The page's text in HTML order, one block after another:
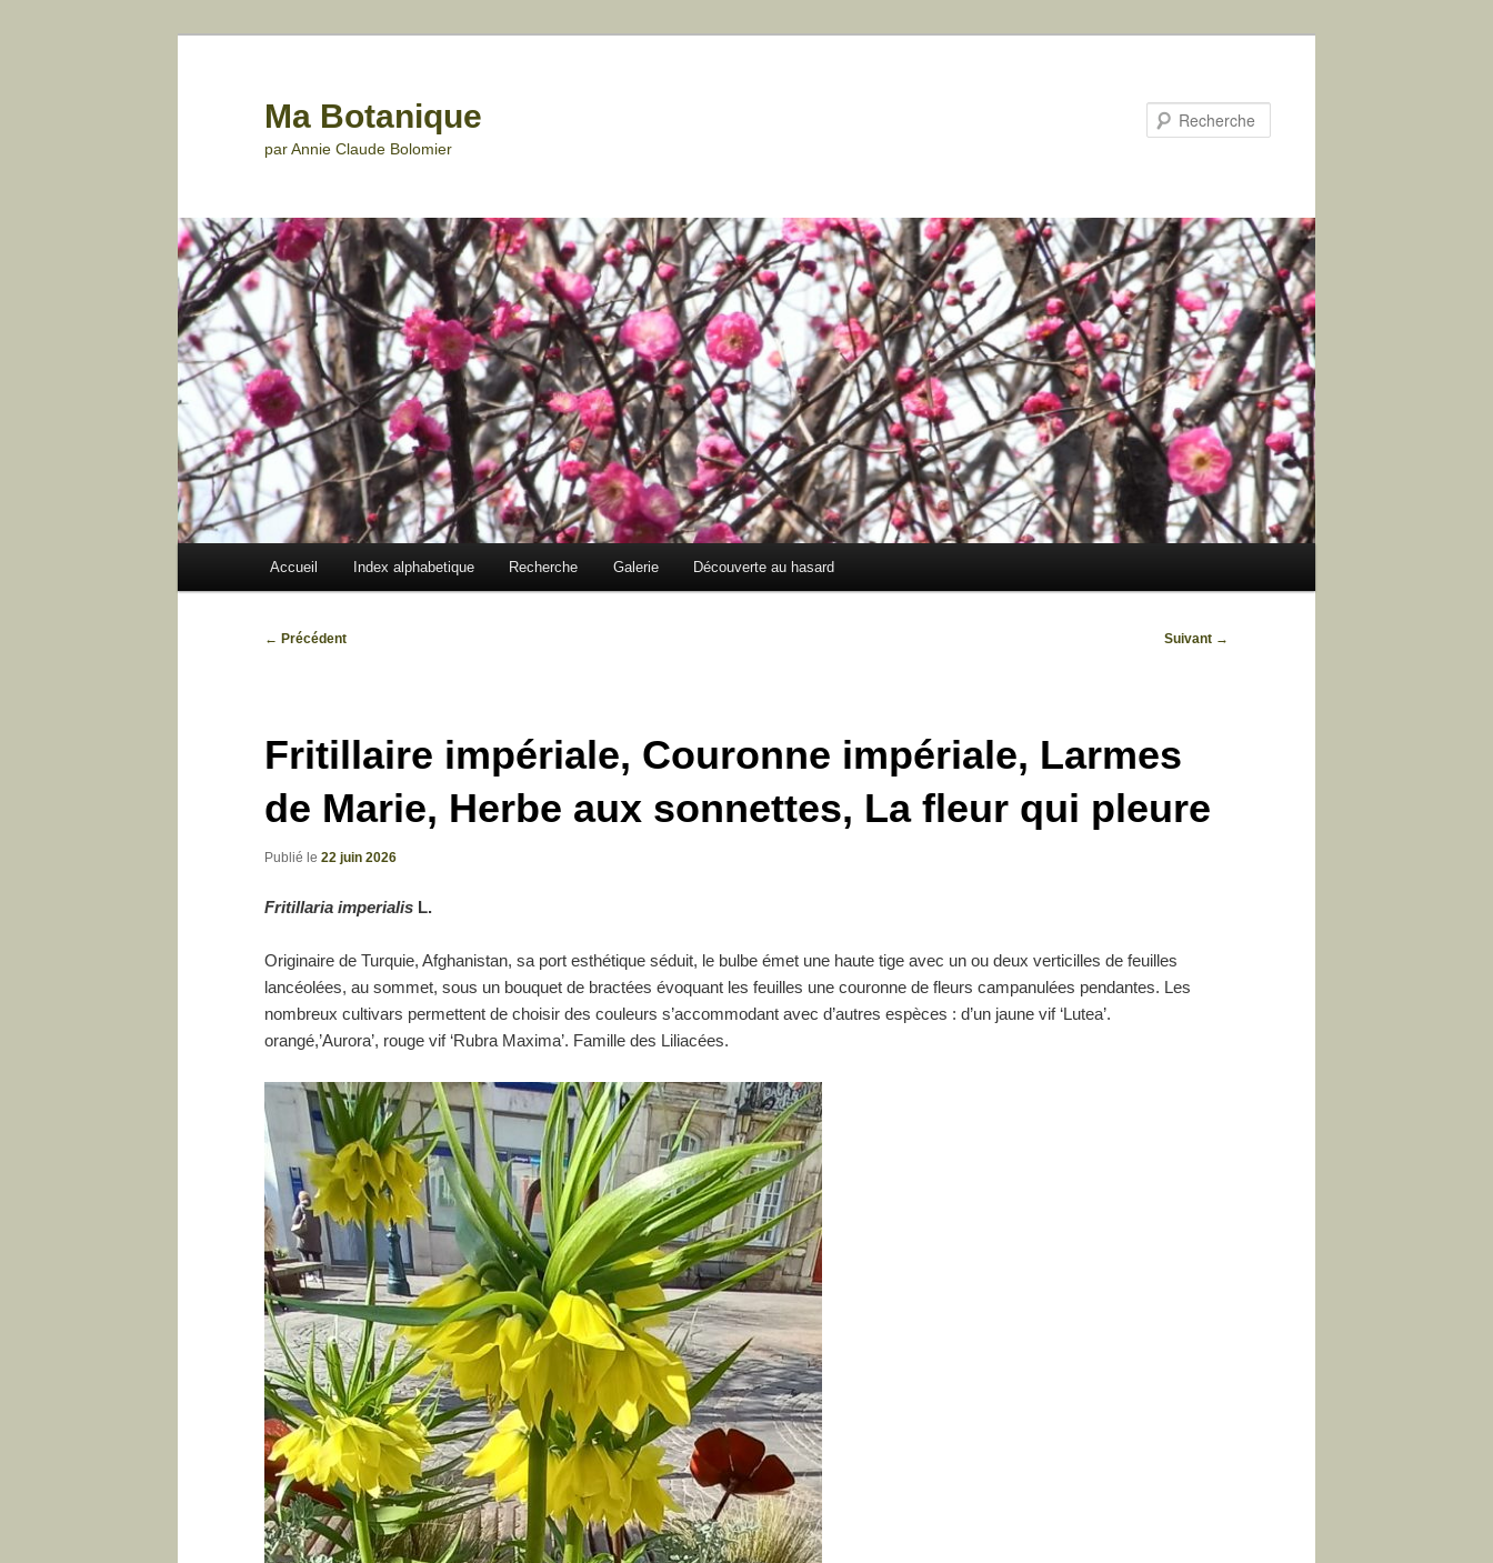
Ma Botanique
par Annie Claude Bolomier
Accueil Index alphabetique Recherche Galerie Découverte au hasard
Navigation
← Précédent Suivant →
Fritillaire impériale, Couronne impériale, Larmes
de Marie, Herbe aux sonnettes, La fleur qui pleure
Publié le 22 juin 2026
Fritillaria imperialis L.
Originaire de Turquie, Afghanistan, sa port esthétique séduit, le bulbe émet une haute tige avec un ou deux verticilles de feuilles
lancéolées, au sommet, sous un bouquet de bractées évoquant les feuilles une couronne de fleurs campanulées pendantes. Les
nombreux cultivars permettent de choisir des couleurs s’accommodant avec d’autres espèces : d’un jaune vif ‘Lutea’.
orangé,’Aurora’, rouge vif ‘Rubra Maxima’. Famille des Liliacées.